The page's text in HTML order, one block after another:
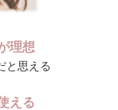
理想
と思える
える